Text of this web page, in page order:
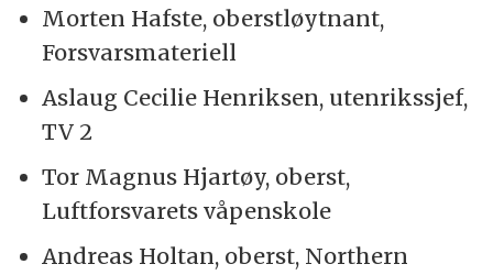
Morten Hafste, oberstløytnant,
Forsvarsmateriell
Aslaug Cecilie Henriksen, utenrikssjef,
TV 2
Tor Magnus Hjartøy, oberst,
Luftforsvarets våpenskole
Andreas Holtan, oberst, Northern